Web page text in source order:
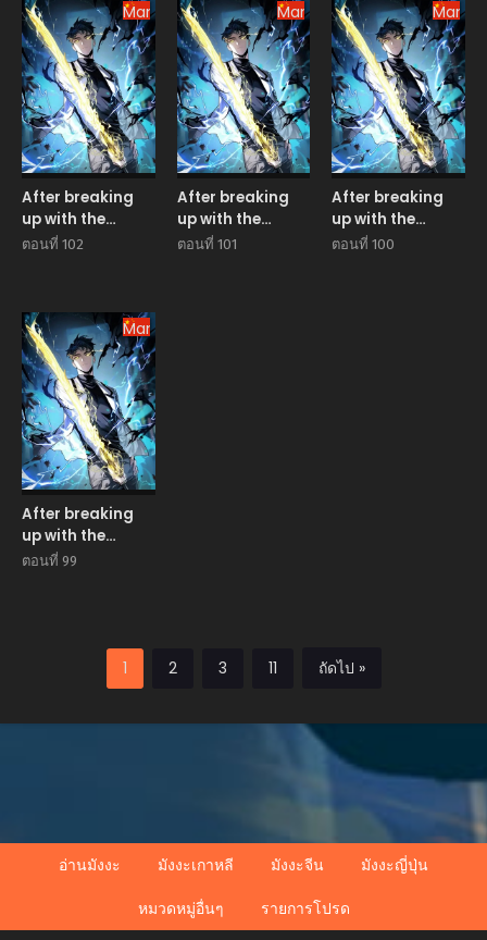
ดอกไม้โรงเรียนบอก
เลิก ฉันก็กลายมาเป็น
ปรมาจารย์ศิลปะการ
ต่อสู้
ดอกไม้โรงเรียนบอก
เลิก ฉันก็กลายมาเป็น
ปรมาจารย์ศิลปะการ
ต่อสู้
ดอกไม้โรงเรียนบอก
เลิก ฉันก็กลายมาเป็น
ปรมาจารย์ศิลปะการ
ต่อสู้
Manhua
After breaking
up with the
school beauty, I
ดอกไม้โรงเรียนบอก
เลิก ฉันก็กลายมาเป็น
ปรมาจารย์ศิลปะการ
ต่อสู้
ตอนที่ 102
Manhua
After breaking
up with the
school beauty, I
ตอนที่ 101
After breaking
up with the
school beauty, I
ตอนที่ 100
Manhua
After breaking
up with the
school beauty, I
ดอกไม้โรงเรียนบอก
เลิก ฉันก็กลายมาเป็น
ปรมาจารย์ศิลปะการ
ตอนที่ 99
1 2 3 11 ถัดไป »
อ่านมังงะ มังงะเกาหลี มังงะจีน
มังงะญี่ปุ่น
หมวดหมู่อื่นๆ
รายการโปรด